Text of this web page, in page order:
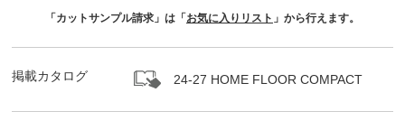
「カットサンプル請求」は「 お気に入りリスト 」から行えます。
掲載カタログ 24-27 HOME FLOOR COMPACT